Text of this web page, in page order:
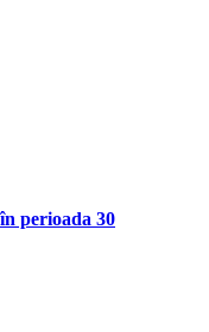
perioada 30